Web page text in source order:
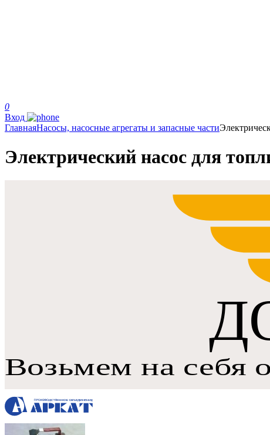
0
Вход
ГлавнаяНасосы, насосные агрегаты и запасные части
Электрический насос для